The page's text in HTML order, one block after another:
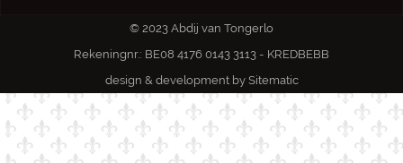
© 2023 Abdij van Tongerlo
Rekeningnr.: BE08 4176 0143 3113 - KREDBEBB
design & development by Sitematic